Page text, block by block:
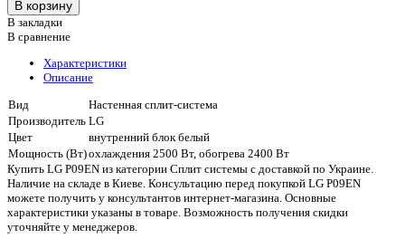
В закладки
В сравнение
Характеристики
Описание
Вид
Настенная сплит-система
Производитель LG
Цвет
внутренний блок белый
Мощность (Вт)охлаждения 2500 Вт, обогрева 2400 Вт
Купить LG P09EN из категории Сплит системы с доставкой по Украине.
Наличие на складе в Киеве. Консультацию перед покупкой LG P09EN
можете получить у консультантов интернет-магазина. Основные
характеристики указаны в товаре. Возможность получения скидки
уточняйте у менеджеров.